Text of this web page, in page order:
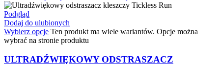
Podgląd
Dodaj do ulubionych
Wybierz opcje Ten produkt ma wiele wariantów. Opcje można
wybrać na stronie produktu
ULTRADŹWIĘKOWY ODSTRASZACZ